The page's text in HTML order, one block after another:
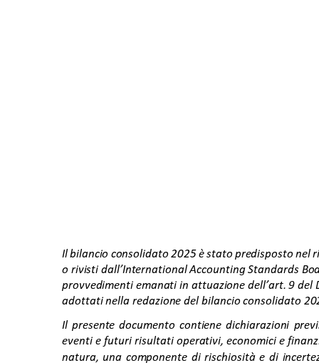
Il bilancio consolidato 2025 è stato predisposto nel
o rivisti dall’International Accounting Standards
provvedimenti emanati in attuazione dell’art. 9
adottati nella redazione del bilancio consolidato
Il presente documento contiene dichiarazioni
eventi e futuri risultati operativi, economici e
natura, una componente di rischiosità e di